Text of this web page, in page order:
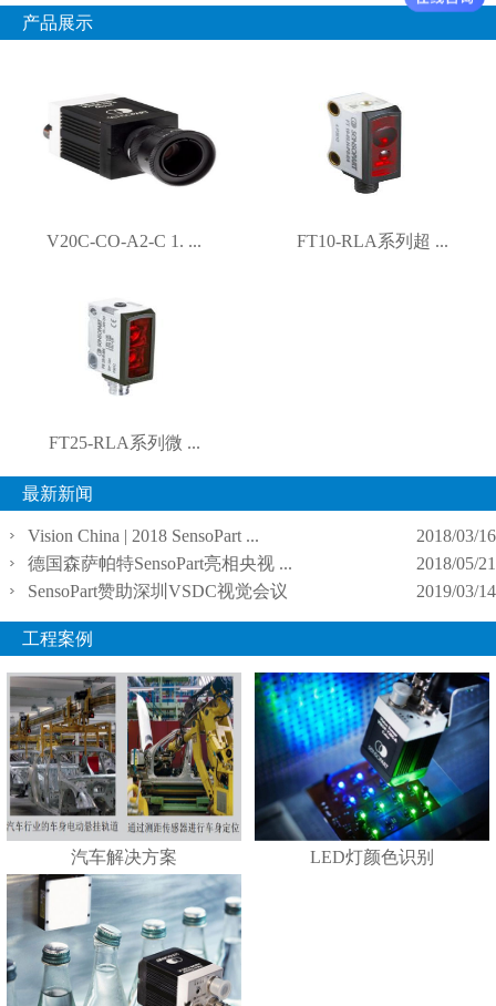
产品展示
V20C-CO-A2-C 1. ... FT10-RLA系列超 ...
FT25-RLA系列微 ...
最新新闻
Vision China | 2018 SensoPart ...
2018/03/16
德国森萨帕特SensoPart亮相央视 ...
2018/05/21
SensoPart赞助深圳VSDC视觉会议
2019/03/14
工程案例
汽车解决方案 LED灯颜色识别